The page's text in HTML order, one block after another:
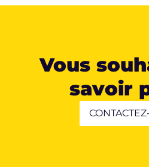
Vous
savoir